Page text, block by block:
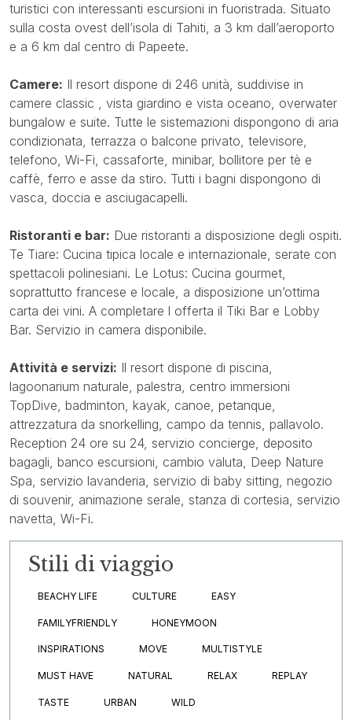
turistici con interessanti escursioni in fuoristrada. Situato
sulla costa ovest dell’isola di Tahiti, a 3 km dall’aeroporto
e a 6 km dal centro di Papeete.
Camere: Il resort dispone di 246 unità, suddivise in
camere classic , vista giardino e vista oceano, overwater
bungalow e suite. Tutte le sistemazioni dispongono di aria
condizionata, terrazza o balcone privato, televisore,
telefono, Wi-Fi, cassaforte, minibar, bollitore per tè e
caffè, ferro e asse da stiro. Tutti i bagni dispongono di
vasca, doccia e asciugacapelli.
Ristoranti e bar: Due ristoranti a disposizione degli ospiti.
Te Tiare: Cucina tipica locale e internazionale, serate con
spettacoli polinesiani. Le Lotus: Cucina gourmet,
soprattutto francese e locale, a disposizione un’ottima
carta dei vini. A completare l offerta il Tiki Bar e Lobby
Bar. Servizio in camera disponibile.
Attività e servizi: Il resort dispone di piscina,
lagoonarium naturale, palestra, centro immersioni
TopDive, badminton, kayak, canoe, petanque,
attrezzatura da snorkelling, campo da tennis, pallavolo.
Reception 24 ore su 24, servizio concierge, deposito
bagagli, banco escursioni, cambio valuta, Deep Nature
Spa, servizio lavanderia, servizio di baby sitting, negozio
di souvenir, animazione serale, stanza di cortesia, servizio
navetta, Wi-Fi.
Stili di viaggio
BEACHY LIFE CULTURE EASY
FAMILYFRIENDLY HONEYMOON
INSPIRATIONS MOVE MULTISTYLE
MUST HAVE NATURAL RELAX REPLAY
TASTE URBAN WILD